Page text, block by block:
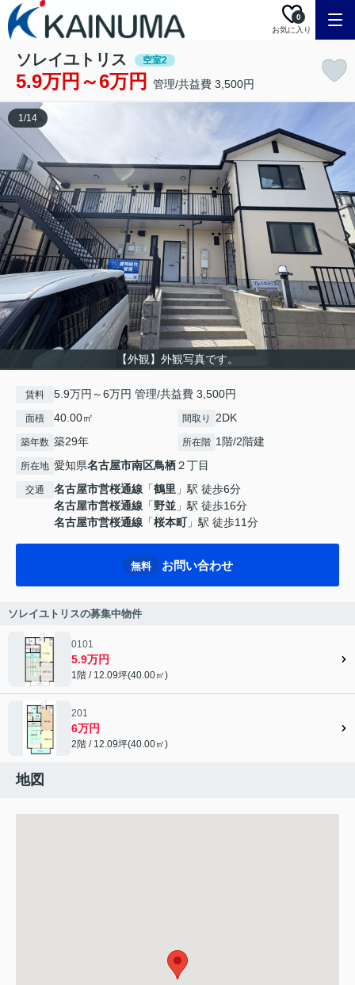
お気に入り
0
ソレイユトリス 空室2
5.9万円～6万円 管理/共益費 3,500円
【外観】外観写真です。
1/14
賃料 5.9万円～6万円 管理/共益費 3,500円
面積 40.00㎡ 間取り 2DK
築年数 築29年 所在階 1階/2階建
所在地 愛知県名古屋市南区鳥栖２丁目
交通 名古屋市営桜通線 「鶴里 」駅 徒歩6分
名古屋市営桜通線 「野並 」駅 徒歩16分
名古屋市営桜通線 「桜本町」駅 徒歩11分
無料 お問い合わせ
ソレイユトリスの募集中物件
0101
5.9万円
1階 / 12.09坪(40.00㎡)
201
6万円
2階 / 12.09坪(40.00㎡)
地図